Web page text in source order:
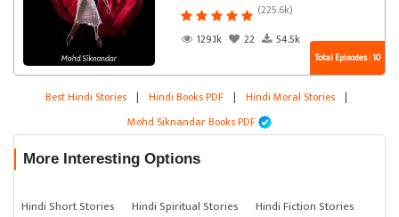
(225.6k)
129.1k
22 54.5k
Total Episodes : 10
Best Hindi Stories | Hindi Books PDF | Hindi Moral Stories |
Mohd Siknandar Books PDF
More Interesting Options
Hindi Short Stories Hindi Spiritual Stories
Hindi Fiction Stories